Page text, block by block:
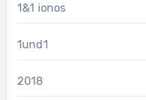
1&1 ionos
1und1
2018